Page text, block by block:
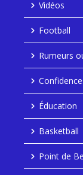
Vidéos
Football
Rumeurs
Éducation
Basketball
Point de